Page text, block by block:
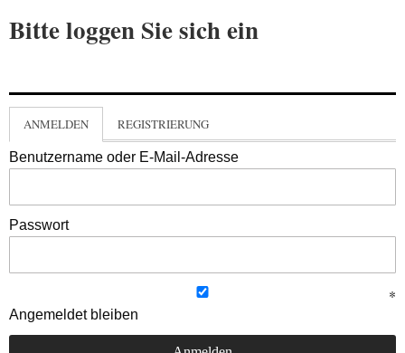
Bitte loggen Sie sich ein
ANMELDEN REGISTRIERUNG
Benutzername oder E-Mail-Adresse
Passwort
Angemeldet bleiben